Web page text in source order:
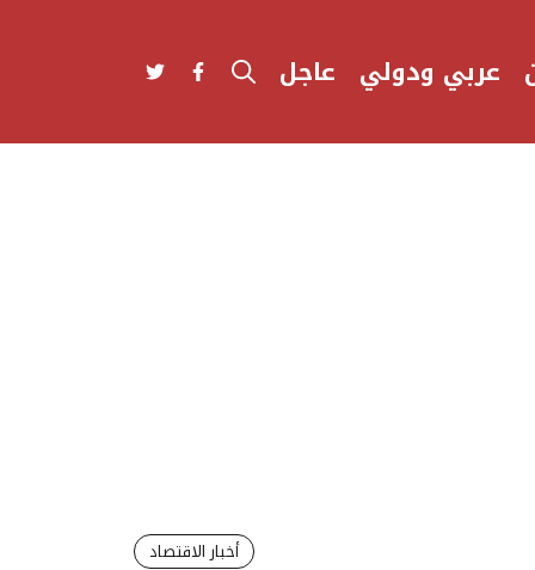
عربي ودولي عاجل
أخبار الاقتصاد